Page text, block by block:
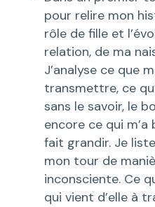
pour relire mon
rôle de fille et
relation, de ma
J’analyse ce que
transmettre, ce
sans le savoir, le
encore ce qui m’a
fait grandir. Je
mon tour de
inconsciente. Ce
qui vient d’elle à